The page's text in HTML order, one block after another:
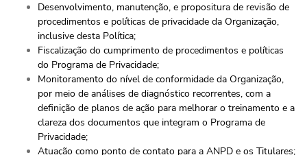
Desenvolvimento, manutenção, e propositura de revisão de
procedimentos e políticas de privacidade da Organização,
inclusive desta Política;
Fiscalização do cumprimento de procedimentos e políticas
do Programa de Privacidade;
Monitoramento do nível de conformidade da Organização,
por meio de análises de diagnóstico recorrentes, com a
definição de planos de ação para melhorar o treinamento e a
clareza dos documentos que integram o Programa de
Privacidade;
Atuação como ponto de contato para a ANPD e os Titulares;